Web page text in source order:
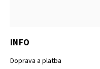
INFO
Doprava a platba